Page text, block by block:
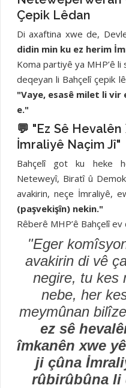
Çepik Lêdan
Di axaftina xwe de,
didin min ku ez herim
Koma partiyê ya MHP’ê
deqeyan li Bahçelî çepik
"Vaye, esasê milet li
e."
💬 "Ez Sê Hevalên
İmraliyê Naçim Jî"
Bahçelî got ku heke
Neteweyî, Biratî û
avakirin, neçe İmraliyê,
(paşvekişîn) nekin."
Rêberê MHP’ê Bahçelî ev
"Eger
avakirin di vê
negire, tu kes
nebe, her
meymûnan
ez sê
îmkanên xwe
ji çûna
rûbirûbûna li